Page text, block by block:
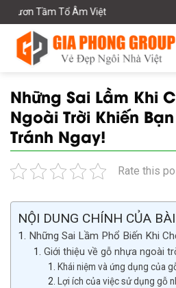
Skip
to
content
Việt
Những Sai Lầm Khi
Ngoài Trời Khiến
Tránh Ngay!
Rate this
NỘI DUNG CHÍNH CỦA
Những Sai Lầm Phổ Biến Khi
Giới thiệu về gỗ nhựa ngoài
Khái niệm và ứng dụng của
Lợi ích của việc sử dụng gỗ